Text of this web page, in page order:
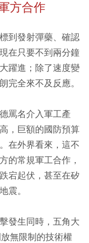
方合作
到發射彈藥、確認
在只要不到兩分鐘
躍進；除了速度變
完全來不及反應。
罵名介入軍工產
，巨額的國防預算
在外界看來，這不
的常規軍工合作，
宕起伏，甚至在矽
震。
發生同時，五角大
無限制的技術權